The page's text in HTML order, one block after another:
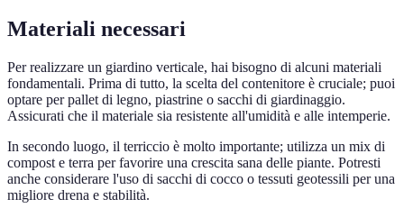
Materiali necessari
Per realizzare un giardino verticale, hai bisogno di alcuni materiali
fondamentali. Prima di tutto, la scelta del contenitore è cruciale; puoi
optare per pallet di legno, piastrine o sacchi di giardinaggio.
Assicurati che il materiale sia resistente all'umidità e alle intemperie.
In secondo luogo, il terriccio è molto importante; utilizza un mix di
compost e terra per favorire una crescita sana delle piante. Potresti
anche considerare l'uso di sacchi di cocco o tessuti geotessili per una
migliore drena e stabilità.